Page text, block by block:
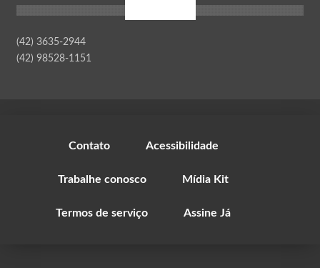
Contato
(42) 3635-2944
(42) 98528-1151
Contato Acessibilidade
Trabalhe conosco Mídia Kit
Termos de serviço Assine Já